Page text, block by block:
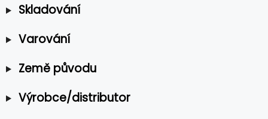
Skladování
Varování
Země původu
Výrobce/distributor